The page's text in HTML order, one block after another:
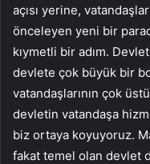
açısı yerine,
önceleyen yeni bir
kıymetli bir adım.
devlete çok büyük bir
vatandaşlarının çok
devletin vatandaşa
biz ortaya koyuyoruz.
fakat temel olan devlet